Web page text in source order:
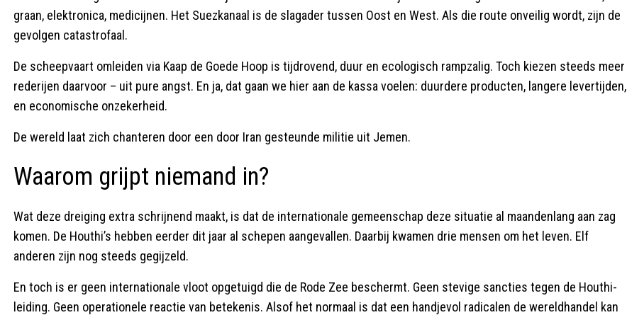
graan, elektronica, medicijnen. Het Suezkanaal is de slagader tussen Oost en West. Als die route onveilig wordt, zijn de
gevolgen catastrofaal.
De scheepvaart omleiden via Kaap de Goede Hoop is tijdrovend, duur en ecologisch rampzalig. Toch kiezen steeds meer
rederijen daarvoor – uit pure angst. En ja, dat gaan we hier aan de kassa voelen: duurdere producten, langere levertijden,
en economische onzekerheid.
De wereld laat zich chanteren door een door Iran gesteunde militie uit Jemen.
Waarom grijpt niemand in?
Wat deze dreiging extra schrijnend maakt, is dat de internationale gemeenschap deze situatie al maandenlang aan zag
komen. De Houthi’s hebben eerder dit jaar al schepen aangevallen. Daarbij kwamen drie mensen om het leven. Elf
anderen zijn nog steeds gegijzeld.
En toch is er geen internationale vloot opgetuigd die de Rode Zee beschermt. Geen stevige sancties tegen de Houthi-
leiding. Geen operationele reactie van betekenis. Alsof het normaal is dat een handjevol radicalen de wereldhandel kan